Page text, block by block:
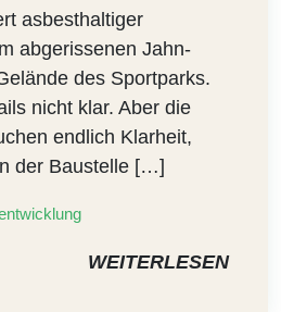
asbesthaltiger
abgerissenen Jahn-
des Sportparks.
nicht klar. Aber die
endlich Klarheit,
der Baustelle […]
WEITERLESEN